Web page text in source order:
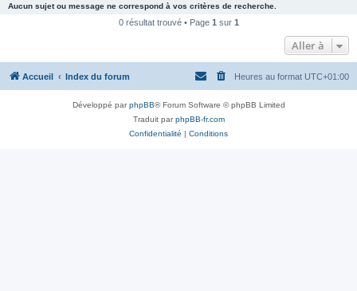
c
e
Aucun sujet ou message ne correspond à vos critères de recherche.
0 résultat trouvé • Page 1 sur 1
Aller à
Accueil Index du forum Heures au format UTC+01:00
Développé parphpBB® Forum Software © phpBB Limited
Traduit parphpBB-fr.com
Confidentialité | Conditions